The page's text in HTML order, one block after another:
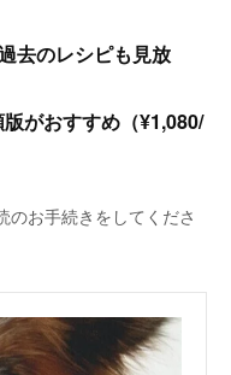
去のレシピも見放
がおすすめ（¥1,080/
お手続きをしてくださ